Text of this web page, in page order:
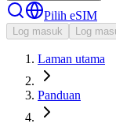
Pilih eSIM
Log masuk Log
Laman utama
Panduan